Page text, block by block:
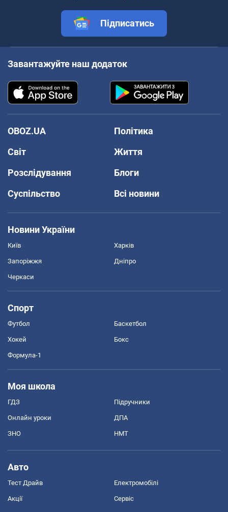
Підписатись
Завантажуйте наш додаток
OBOZ.UA
Політика
Світ
Життя
Розслідування
Блоги
Суспільство
Всі новини
Новини України
Київ Харків
Запоріжжя Дніпро
Черкаси
Спорт
Футбол Баскетбол
Хокей Бокс
Формула-1
Моя школа
ГДЗ Підручники
Онлайн уроки ДПА
ЗНО НМТ
Авто
Тест Драйв Електромобілі
Акції Сервіс